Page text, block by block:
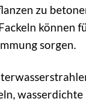
zu
können
sorgen.
wasserdichte